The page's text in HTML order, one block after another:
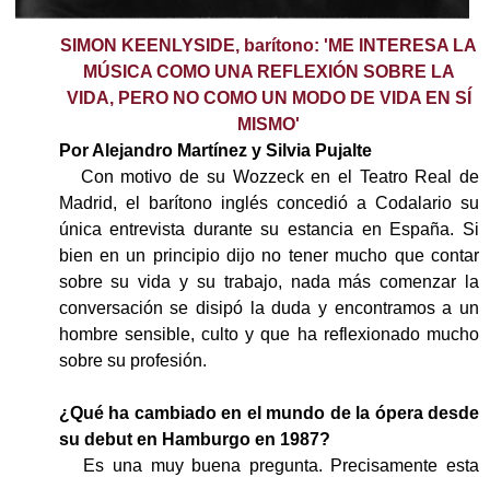
SIMON KEENLYSIDE, barítono: 'ME INTERESA LA
MÚSICA COMO UNA REFLEXIÓN SOBRE LA
VIDA, PERO NO COMO UN MODO DE VIDA EN SÍ
MISMO'
Por Alejandro Martínez y Silvia Pujalte
Con motivo de su Wozzeck en el Teatro Real de
Madrid, el barítono inglés concedió a Codalario su
única entrevista durante su estancia en España. Si
bien en un principio dijo no tener mucho que contar
sobre su vida y su trabajo, nada más comenzar la
conversación se disipó la duda y encontramos a un
hombre sensible, culto y que ha reflexionado mucho
sobre su profesión.
¿Qué ha cambiado en el mundo de la ópera desde
su debut en Hamburgo en 1987?
Es una muy buena pregunta. Precisamente esta